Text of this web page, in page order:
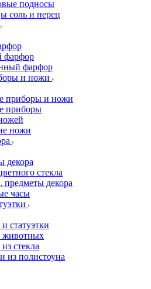
подносы
соль и перец
фарфор
фарфор
и ножи
приборы и ножи
приборы
ножи
декора
стекла
декора
часы
статуэтки
животных
стекла
из полистоуна